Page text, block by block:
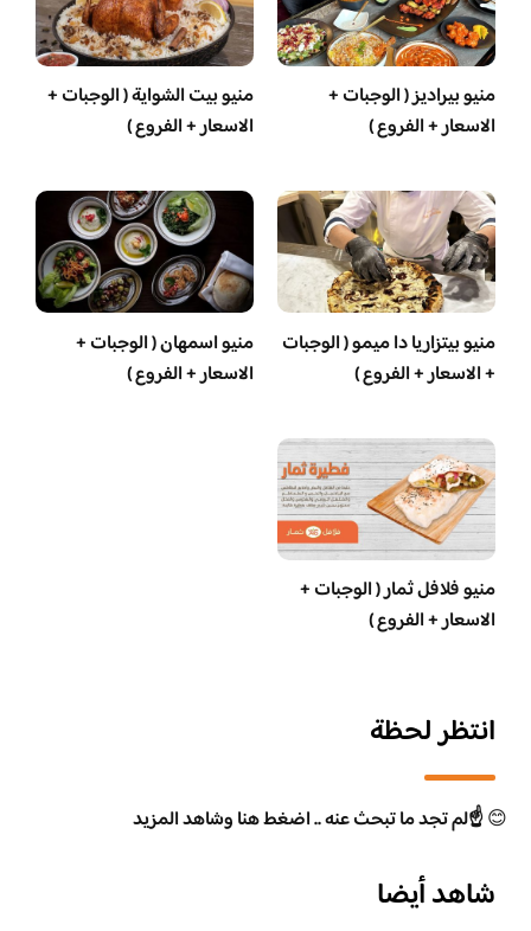
منيو بيراديز ( الوجبات +
الاسعار + الفروع )
منيو بيت الشواية ( الوجبات +
الاسعار + الفروع )
منيو بيتزاريا دا ميمو ( الوجبات
+ الاسعار + الفروع )
منيو اسمهان ( الوجبات +
الاسعار + الفروع )
منيو فلافل ثمار ( الوجبات +
الاسعار + الفروع )
انتظر لحظة
😊☝️لم تجد ما تبحث عنه .. اضغط هنا وشاهد المزيد
شاهد أيضا